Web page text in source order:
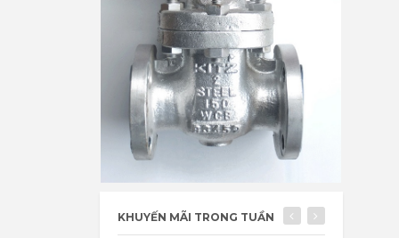
KHUYẾN MÃI TRONG TUẦN